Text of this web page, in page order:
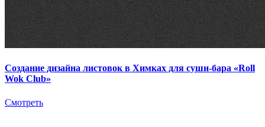
Создание дизайна листовок в Химках для суши-бара «Roll
Wok Club»
Смотреть